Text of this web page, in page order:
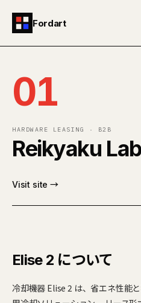
Fordart
01
HARDWARE LEASING · B2B
Reikyaku
Visit site →
Elise 2 について
冷却機器 Elise 2 は、省エネ性能